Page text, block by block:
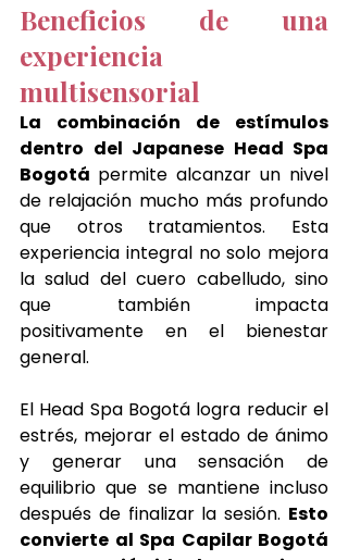
Beneficios de una
experiencia
multisensorial
La combinación de estímulos
dentro del Japanese Head Spa
Bogotá permite alcanzar un nivel
de relajación mucho más profundo
que otros tratamientos. Esta
experiencia integral no solo mejora
la salud del cuero cabelludo, sino
que también impacta
positivamente en el bienestar
general.
El Head Spa Bogotá logra reducir el
estrés, mejorar el estado de ánimo
y generar una sensación de
equilibrio que se mantiene incluso
después de finalizar la sesión. Esto
convierte al Spa Capilar Bogotá